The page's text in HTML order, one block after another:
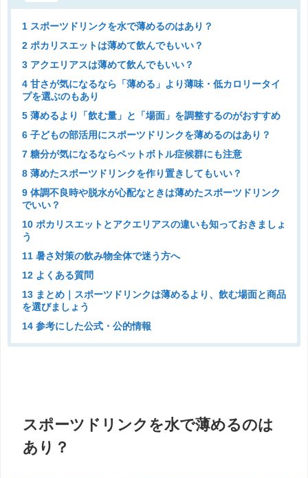
1 スポーツドリンクを水で薄めるのはあり？
2 ポカリスエットは薄めて飲んでもいい？
3 アクエリアスは薄めて飲んでもいい？
4 甘さが気になるなら「薄める」より薄味・低カロリータイ
プを選ぶのもあり
5 薄めるより「飲む量」と「場面」を調整するのがおすすめ
6 子どもの部活用にスポーツドリンクを薄めるのはあり？
7 糖分が気になるならペットボトル症候群にも注意
8 薄めたスポーツドリンクを作り置きしてもいい？
9 体調不良時や脱水が心配なときは薄めたスポーツドリンク
でいい？
10 ポカリスエットとアクエリアスの違いも知っておきましょ
う
11 暑さ対策の飲み物全体で迷う方へ
12 よくある質問
13 まとめ｜スポーツドリンクは薄めるより、飲む場面と商品
を選びましょう
14 参考にした公式・公的情報
スポーツドリンクを水で薄めるのは
あり？